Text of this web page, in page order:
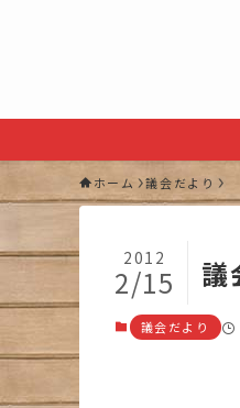
ホーム 議会だより
2012
2/15
議会だより